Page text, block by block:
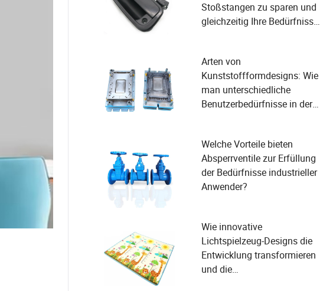
Stoßstangen zu sparen und
gleichzeitig Ihre Bedürfnisse
Arten von
Kunststoffformdesigns: Wie
man unterschiedliche
Benutzerbedürfnisse in der
Welche Vorteile bieten
Absperrventile zur Erfüllung
der Bedürfnisse industrieller
Anwender?
Wie innovative
Lichtspielzeug-Designs die
Entwicklung transformieren
und die